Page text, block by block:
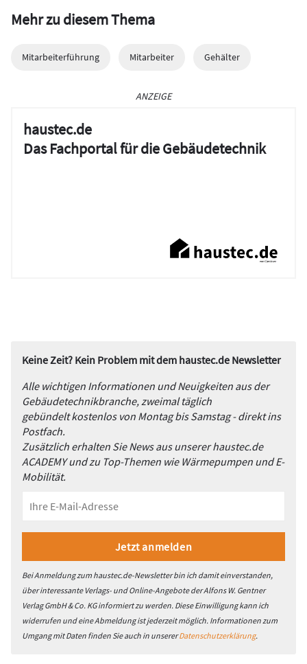
Mehr zu diesem Thema
Mitarbeiterführung Mitarbeiter Gehälter
ANZEIGE
haustec.de
Das Fachportal für die Gebäudetechnik
Keine Zeit? Kein Problem mit dem haustec.de Newsletter
Alle wichtigen Informationen und Neuigkeiten aus der
Gebäudetechnikbranche, zweimal täglich
gebündelt kostenlos von Montag bis Samstag - direkt ins
Postfach.
Zusätzlich erhalten Sie News aus unserer haustec.de
ACADEMY und zu Top-Themen wie Wärmepumpen und E-
Mobilität.
Bei Anmeldung zum haustec.de-Newsletter bin ich damit einverstanden,
über interessante Verlags- und Online-Angebote der Alfons W. Gentner
Verlag GmbH & Co. KG informiert zu werden. Diese Einwilligung kann ich
widerrufen und eine Abmeldung ist jederzeit möglich. Informationen zum
Umgang mit Daten finden Sie auch in unsererDatenschutzerklärung.